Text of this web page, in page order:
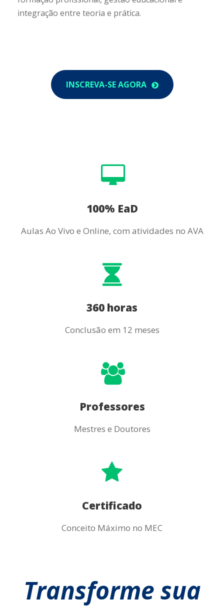
integração entre teoria e prática.
INSCREVA-SE AGORA
100% EaD
Aulas Ao Vivo e Online, com atividades no AVA
360 horas
Conclusão em 12 meses
Professores
Mestres e Doutores
Certificado
Conceito Máximo no MEC
Transforme sua